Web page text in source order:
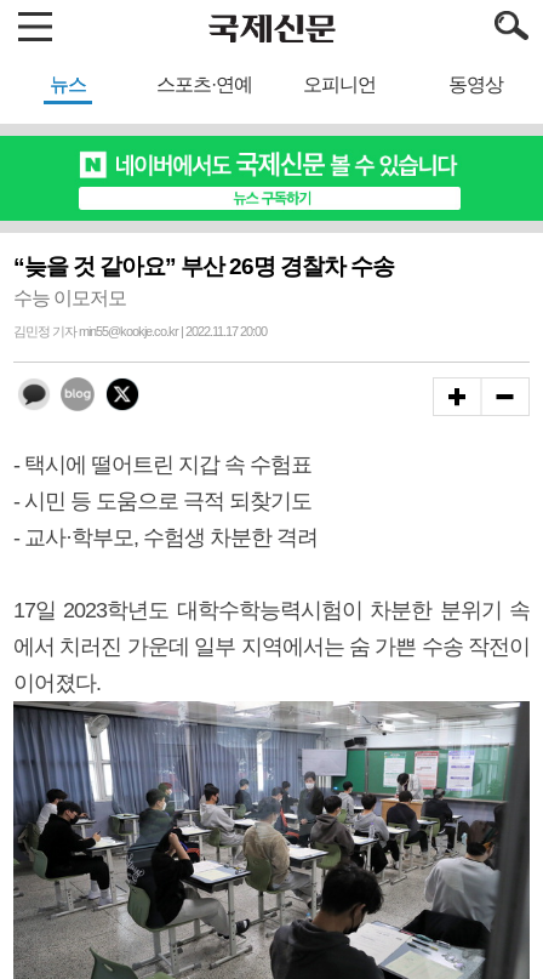
뉴스 스포츠·연예 오피니언 동영상
“늦을 것 같아요” 부산 26명 경찰차 수송
수능 이모저모
김민정 기자 min55@kookje.co.kr | 2022.11.17 20:00
- 택시에 떨어트린 지갑 속 수험표
- 시민 등 도움으로 극적 되찾기도
- 교사·학부모, 수험생 차분한 격려
17일 2023학년도 대학수학능력시험이 차분한 분위기 속
에서 치러진 가운데 일부 지역에서는 숨 가쁜 수송 작전이
이어졌다.